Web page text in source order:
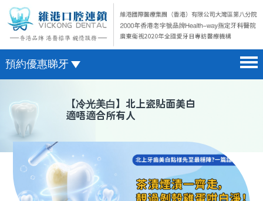
預約優惠睇牙
醫院簡介 hospital introduction
醫生介紹 doctor introduction
醫療新聞 medical news
種植牙 dental implant
微信預約
WhatsApp預約
【冷光美白】北上瓷貼面美白
適唔適合所有人